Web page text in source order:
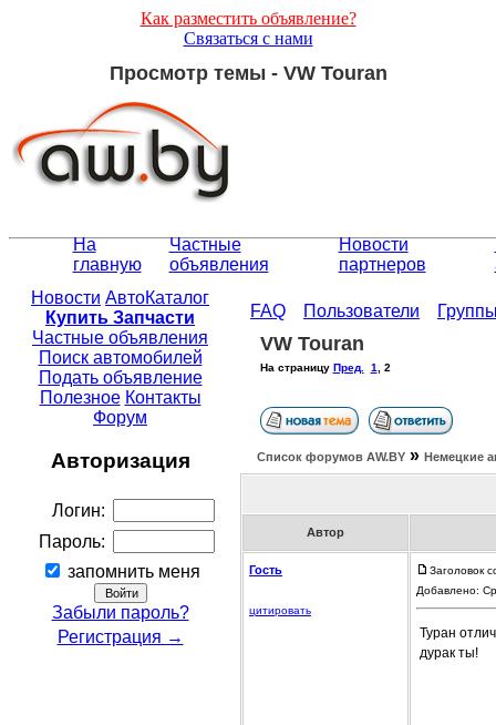
Как разместить объявление?
Связаться с нами
Просмотр темы - VW Touran
На
главную
Частные
объявления
Новости
партнеров
Новости АвтоКаталог
Купить Запчасти
Частные объявления
Поиск автомобилей
Подать объявление
Полезное Контакты
Форум
Авторизация
Логин:
Пароль:
запомнить меня
Забыли пароль?
Регистрация →
FAQ Пользователи
VW Touran
На страницу Пред. 1 2
Список форумов АW.BY » Немецкие
Автор
Гость
цитировать
Заголовок
Добавлено:
Туран
дурак ты!